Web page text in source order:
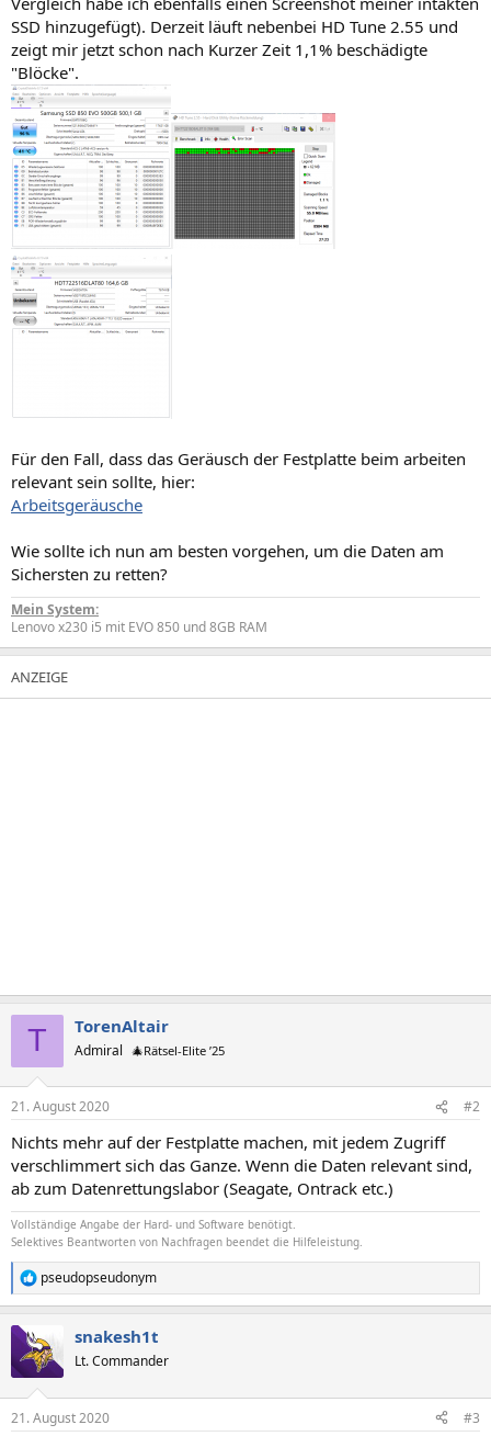
SSD hinzugefügt). Derzeit läuft nebenbei HD Tune 2.55 und
zeigt mir jetzt schon nach Kurzer Zeit 1,1% beschädigte
"Blöcke".
Für den Fall, dass das Geräusch der Festplatte beim arbeiten
relevant sein sollte, hier:
Arbeitsgeräusche
Wie sollte ich nun am besten vorgehen, um die Daten am
Sichersten zu retten?
Mein System:
Lenovo x230 i5 mit EVO 850 und 8GB RAM
T TorenAltair
Admiral 🎄Rätsel-Elite ’25
21. August 2020 #2
Nichts mehr auf der Festplatte machen, mit jedem Zugriff
verschlimmert sich das Ganze. Wenn die Daten relevant sind,
ab zum Datenrettungslabor (Seagate, Ontrack etc.)
Vollständige Angabe der Hard- und Software benötigt.
Selektives Beantworten von Nachfragen beendet die Hilfeleistung.
R
e
k
t
i
e
pseudopseudonym
snakesh1t
Lt. Commander
21. August 2020 #3